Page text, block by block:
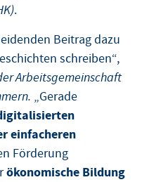
.
Beitrag dazu
schreiben“,
Arbeitsgemeinschaft
„Gerade
einfacheren
Förderung
ökonomische Bildung